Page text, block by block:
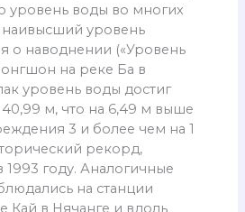
уровень воды во многих
уровень
о наводнении («Уровень
на реке Ба в
уровень воды достиг
40,99 м, что на 6,49 м выше
3 и более чем на 1
рекорд,
1993 году. Аналогичные
на станции
Кай в Нячанге и вдоль